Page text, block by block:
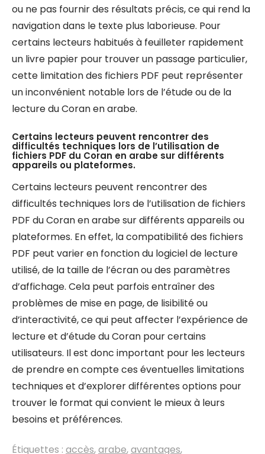
ou ne pas fournir des résultats précis, ce qui rend la
navigation dans le texte plus laborieuse. Pour
certains lecteurs habitués à feuilleter rapidement
un livre papier pour trouver un passage particulier,
cette limitation des fichiers PDF peut représenter
un inconvénient notable lors de l’étude ou de la
lecture du Coran en arabe.
Certains lecteurs peuvent rencontrer des
difficultés techniques lors de l’utilisation de
fichiers PDF du Coran en arabe sur différents
appareils ou plateformes.
Certains lecteurs peuvent rencontrer des
difficultés techniques lors de l’utilisation de fichiers
PDF du Coran en arabe sur différents appareils ou
plateformes. En effet, la compatibilité des fichiers
PDF peut varier en fonction du logiciel de lecture
utilisé, de la taille de l’écran ou des paramètres
d’affichage. Cela peut parfois entraîner des
problèmes de mise en page, de lisibilité ou
d’interactivité, ce qui peut affecter l’expérience de
lecture et d’étude du Coran pour certains
utilisateurs. Il est donc important pour les lecteurs
de prendre en compte ces éventuelles limitations
techniques et d’explorer différentes options pour
trouver le format qui convient le mieux à leurs
besoins et préférences.
Étiquettes : accès,arabe,avantages,